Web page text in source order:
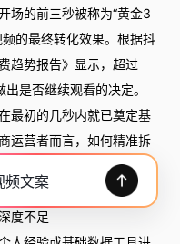
场的前三秒被称为“黄金3
的最终转化效果。根据抖
趋势报告》显示，超过
是否继续观看的决定。
最初的几秒内就已奠定基
运营者而言，如何精准拆
频爆款分析与带货选品实
度不足
频文案